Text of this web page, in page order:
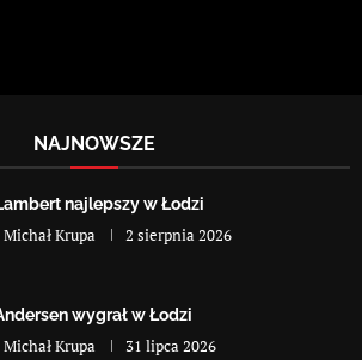
NAJNOWSZE
najlepszy w Łodzi
Michał Krupa 2 sierpnia 2026
wygrał w Łodzi
Michał Krupa 31 lipca 2026